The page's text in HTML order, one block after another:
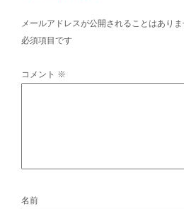
メールアドレスが公開されることはありま
必須項目です
コメント ※
名前